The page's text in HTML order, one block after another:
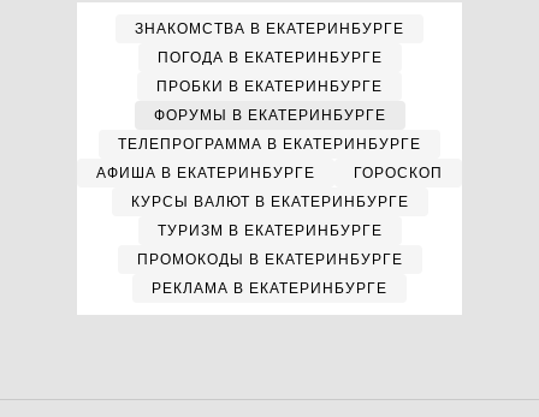
ЗНАКОМСТВА В ЕКАТЕРИНБУРГЕ
ПОГОДА В ЕКАТЕРИНБУРГЕ
ПРОБКИ В ЕКАТЕРИНБУРГЕ
ФОРУМЫ В ЕКАТЕРИНБУРГЕ
ТЕЛЕПРОГРАММА В ЕКАТЕРИНБУРГЕ
АФИША В ЕКАТЕРИНБУРГЕ
ГОРОСКОП
КУРСЫ ВАЛЮТ В ЕКАТЕРИНБУРГЕ
ТУРИЗМ В ЕКАТЕРИНБУРГЕ
ПРОМОКОДЫ В ЕКАТЕРИНБУРГЕ
РЕКЛАМА В ЕКАТЕРИНБУРГЕ